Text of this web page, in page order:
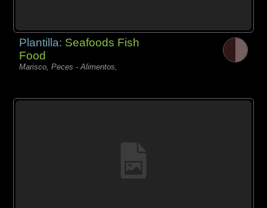
Plantilla: Seafoods Fish
Food
Marisco, Peces - Alimentos,